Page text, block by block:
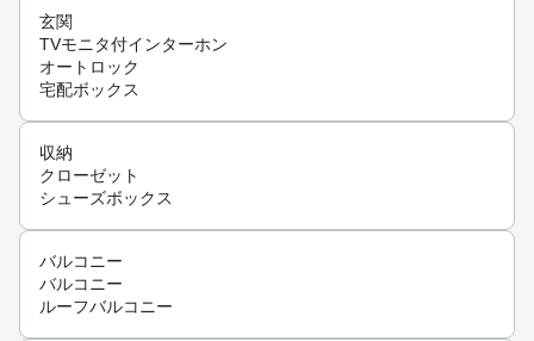
玄関
TVモニタ付インターホン
オートロック
宅配ボックス
収納
クローゼット
シューズボックス
バルコニー
バルコニー
ルーフバルコニー